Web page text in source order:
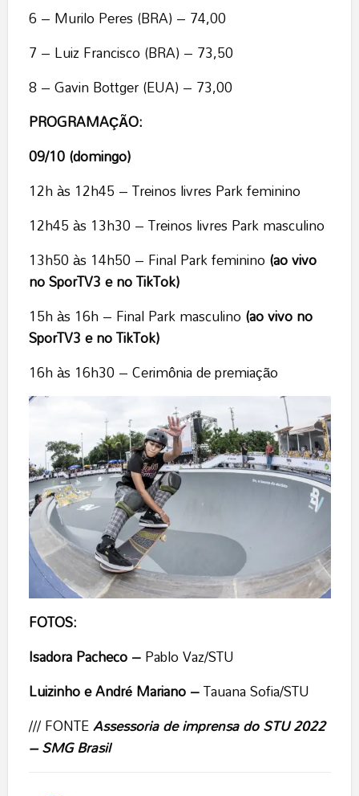
6 – Murilo Peres (BRA) – 74,00
7 – Luiz Francisco (BRA) – 73,50
8 – Gavin Bottger (EUA) – 73,00
PROGRAMAÇÃO:
09/10 (domingo)
12h às 12h45 – Treinos livres Park feminino
12h45 às 13h30 – Treinos livres Park masculino
13h50 às 14h50 – Final Park feminino (ao vivo
no SporTV3 e no TikTok)
15h às 16h – Final Park masculino (ao vivo no
SporTV3 e no TikTok)
16h às 16h30 – Cerimônia de premiação
FOTOS:
Isadora Pacheco –Pablo Vaz/STU
Luizinho e André Mariano–Tauana Sofia/STU
/// FONTEAssessoria de imprensa do STU 2022
– SMG Brasil